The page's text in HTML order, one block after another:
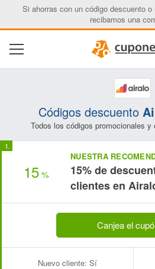
Si ahorras con un código descuento
recibamos una
Códigos descuento
Todos los códigos promocionales y
15 %
NUESTRA
15% de
clientes en
Canjea el
Nuevo cliente: Sí